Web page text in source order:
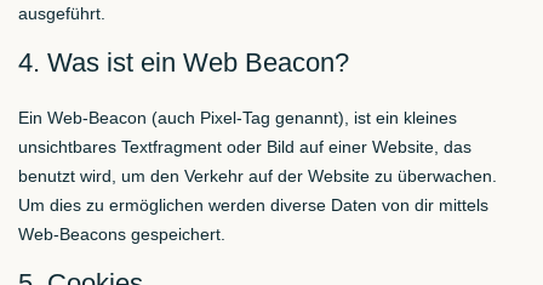
ausgeführt.
4. Was ist ein Web Beacon?
Ein Web-Beacon (auch Pixel-Tag genannt), ist ein kleines
unsichtbares Textfragment oder Bild auf einer Website, das
benutzt wird, um den Verkehr auf der Website zu überwachen.
Um dies zu ermöglichen werden diverse Daten von dir mittels
Web-Beacons gespeichert.